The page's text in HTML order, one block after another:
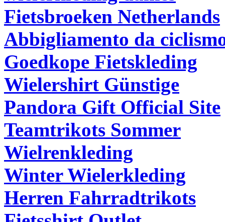
Fietsbroeken Netherlands
Abbigliamento da
Goedkope Fietskleding
Wielershirt Günstige
Pandora Gift Official Site
Teamtrikots Sommer
Wielrenkleding
Winter Wielerkleding
Herren Fahrradtrikots